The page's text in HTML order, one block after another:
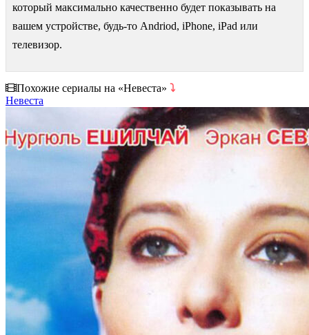
который максимально качественно будет показывать на
вашем устройстве, будь-то Andriod, iPhone, iPad или
телевизор.
Похожие сериалы на «Невеста» ⤵
Невеста